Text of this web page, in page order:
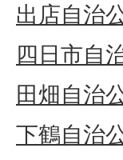
出店自治
四日市自
田畑自治
下鶴自治